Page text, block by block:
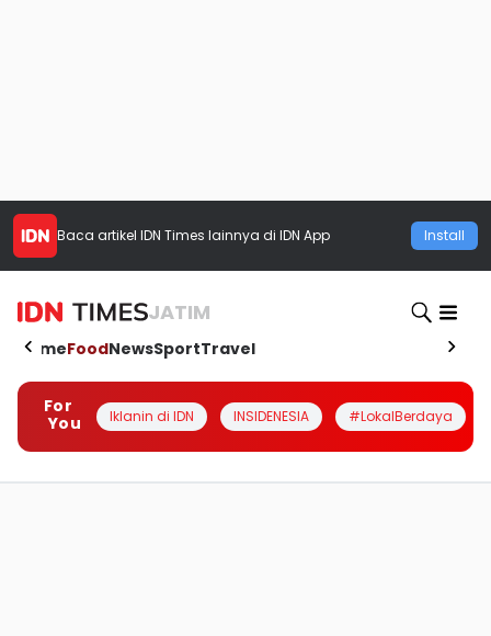
Baca artikel IDN Times lainnya di IDN App Install
JATIM
HomeFoodNewsSportTravel
For
You
Iklanin di IDN INSIDENESIA #LokalBerdaya